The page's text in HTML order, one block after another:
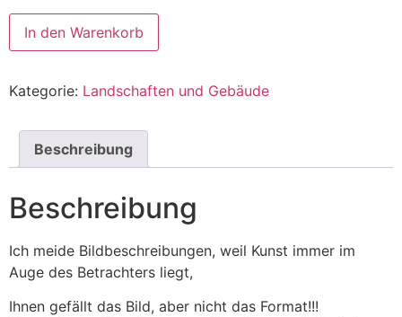
In den Warenkorb
Kategorie: Landschaften und Gebäude
Beschreibung
Beschreibung
Ich meide Bildbeschreibungen, weil Kunst immer im
Auge des Betrachters liegt,
Ihnen gefällt das Bild, aber nicht das Format!!!